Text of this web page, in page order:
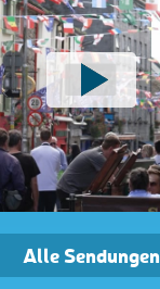
Alle Sendungen